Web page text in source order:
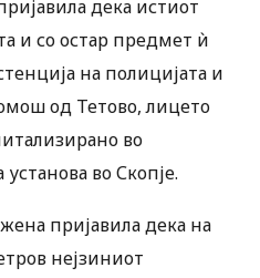
дека истиот
и со остар предмет ѝ
на полицијата и
од Тетово, лицето
во
во Скопје.
пријавила дека на
нејзиниот